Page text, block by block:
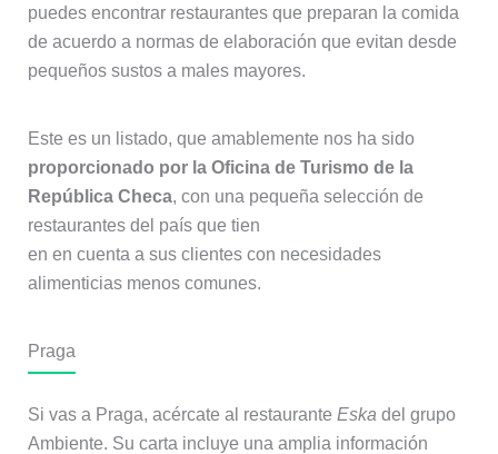
puedes encontrar restaurantes que preparan la comida
de acuerdo a normas de elaboración que evitan desde
pequeños sustos a males mayores.
Este es un listado, que amablemente nos ha sido
proporcionado por la Oficina de Turismo de la
República Checa, con una pequeña selección de
restaurantes del país que tien
en en cuenta a sus clientes con necesidades
alimenticias menos comunes.
Praga
Si vas a Praga, acércate al restaurante Eska del grupo
Ambiente. Su carta incluye una amplia información